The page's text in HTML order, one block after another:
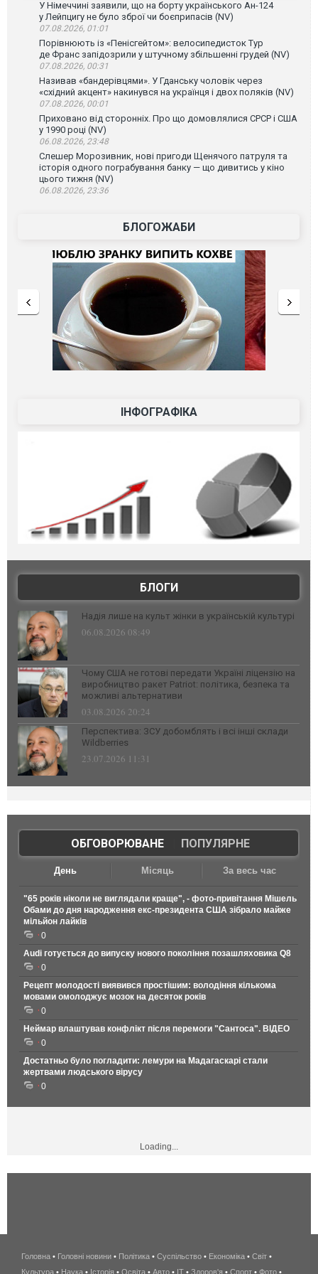
У Німеччині заявили, що на борту українського Ан-124
у Лейпцигу не було зброї чи боєприпасів (NV)
07.08.2026, 01:01
Порівнюють із «Пенісгейтом»: велосипедисток Тур
де Франс запідозрили у штучному збільшенні грудей (NV)
07.08.2026, 00:31
Називав «бандерівцями». У Гданську чоловік через
«східний акцент» накинувся на українця і двох поляків (NV)
07.08.2026, 00:01
Приховано від сторонніх. Про що домовлялися СРСР і США
у 1990 році (NV)
06.08.2026, 23:48
Слешер Морозивник, нові пригоди Щенячого патруля та
історія одного пограбування банку — що дивитись у кіно
цього тижня (NV)
06.08.2026, 23:36
БЛОГОЖАБИ
ІНФОГРАФІКА
БЛОГИ
Надія лише на культ жінки в українській культурі
06.08.2026 08:49
Чому США не готові передати Україні ліцензію на
виробництво ракет Patriot: політика, безпека та
можливі альтернативи
03.08.2026 20:24
Перспектива: ЗСУ добомблять і всі інші склади
Wildberries
23.07.2026 11:31
ОБГОВОРЮВАНЕ| ПОПУЛЯРНЕ
День Місяць За весь час
"65 років ніколи не виглядали краще", - фото-привітання Мішель
Обами до дня народження екс-президента США зібрало майже
мільйон лайків
0
Audi готується до випуску нового покоління позашляховика Q8
0
Рецепт молодості виявився простішим: володіння кількома
мовами омолоджує мозок на десяток років
0
Неймар влаштував конфлікт після перемоги "Сантоса". ВІДЕО
0
Достатньо було погладити: лемури на Мадагаскарі стали
жертвами людського вірусу
0
Loading...
беспроводной
интернет
Головна • Головні новини • Політика • Суспільство • Економіка • Світ •
Культура • Наука • Історія • Освіта • Авто • IT • Здоров'я • Спорт • Фото •